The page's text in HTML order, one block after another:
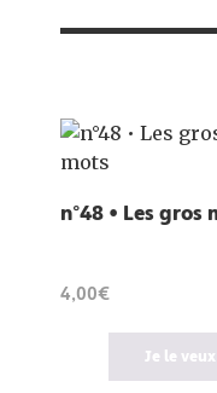
n°48 • Les gros
4,00€
Je le veux